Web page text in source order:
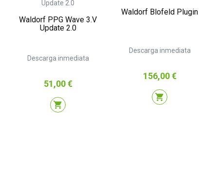
Waldorf PPG Wave 3.V
Update 2.0
Descarga inmediata
Precio
51,00 €
shopping_cart
Waldorf Blofeld Plugin
Descarga inmediata
Precio
156,00 €
shopping_cart